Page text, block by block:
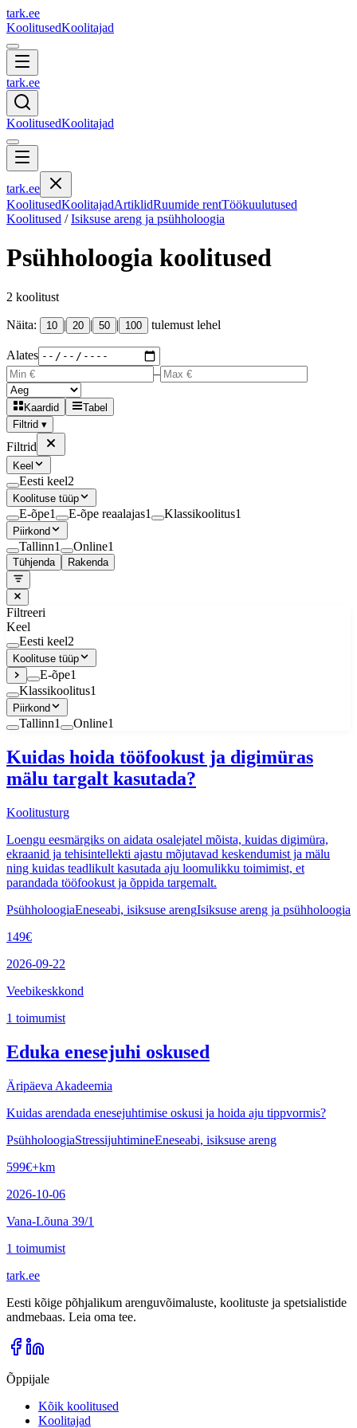
tark.ee
KoolitusedKoolitajad
tark.ee
KoolitusedKoolitajad
tark.ee
KoolitusedKoolitajadArtiklidRuumide rentTöökuulutused
Koolitused /Isiksuse areng ja psühholoogia
Psühholoogia koolitused
2 koolitust
Näita: 10 | 20 | 50 | 100 tulemust lehel
Alates
–
Kaardid
Tabel
Filtrid ▾
Filtrid
Keel
Eesti keel2
Koolituse tüüp
E-õpe1 E-õpe reaalajas1 Klassikoolitus1
Piirkond
Tallinn1 Online1
Tühjenda Rakenda
Filtreeri
Keel
Eesti keel2
Koolituse tüüp
E-õpe1
Klassikoolitus1
Piirkond
Tallinn1 Online1
Kuidas hoida tööfookust ja digimüras
mälu targalt kasutada?
Koolitusturg
Loengu eesmärgiks on aidata osalejatel mõista, kuidas digimüra,
ekraanid ja tehisintellekti ajastu mõjutavad keskendumist ja mälu
ning kuidas teadlikult kasutada aju loomulikku toimimist, et
parandada tööfookust ja õppida targemalt.
PsühholoogiaEneseabi, isiksuse arengIsiksuse areng ja psühholoogia
149€
2026-09-22
Veebikeskkond
1 toimumist
Eduka enesejuhi oskused
Äripäeva Akadeemia
Kuidas arendada enesejuhtimise oskusi ja hoida aju tippvormis?
PsühholoogiaStressijuhtimineEneseabi, isiksuse areng
599€+km
2026-10-06
Vana-Lõuna 39/1
1 toimumist
tark.ee
Eesti kõige põhjalikum arenguvõimaluste, koolituste ja spetsialistide
andmebaas. Leia oma tee.
Õppijale
Kõik koolitused
Koolitajad